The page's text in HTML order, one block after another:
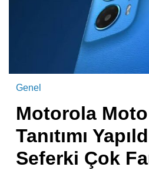
Genel
Motorola
Tanıtımı
Seferki Çok